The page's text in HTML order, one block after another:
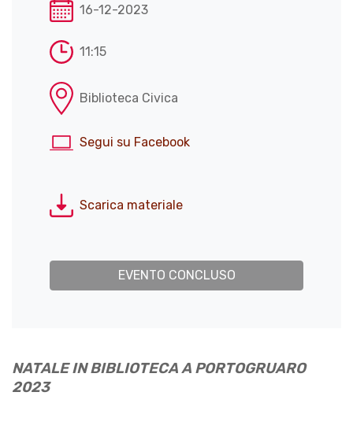
16-12-2023
11:15
Biblioteca Civica
Segui su Facebook
Scarica materiale
EVENTO CONCLUSO
NATALE IN BIBLIOTECA A PORTOGRUARO
2023